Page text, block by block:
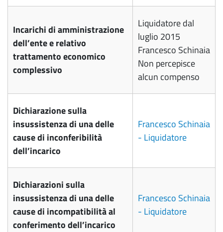
Incarichi di amministrazione
dell’ente e relativo
trattamento economico
complessivo
Liquidatore dal
luglio 2015
Francesco Schinaia
Non percepisce
alcun compenso
Dichiarazione sulla
insussistenza di una delle
cause di inconferibilità
dell’incarico
Francesco Schinaia
- Liquidatore
Dichiarazioni sulla
insussistenza di una delle
cause di incompatibilità al
conferimento dell’incarico
Francesco Schinaia
- Liquidatore